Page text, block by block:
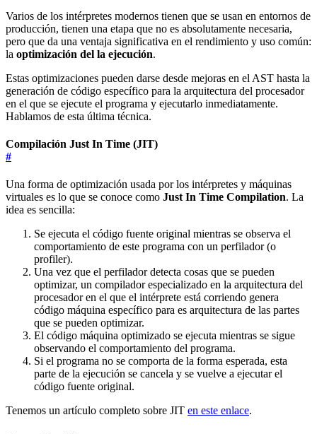
Varios de los intérpretes modernos tienen que se usan en entornos de
producción, tienen una etapa que no es absolutamente necesaria,
pero que da una ventaja significativa en el rendimiento y uso común:
la optimización del la ejecución.
Estas optimizaciones pueden darse desde mejoras en el AST hasta la
generación de código específico para la arquitectura del procesador
en el que se ejecute el programa y ejecutarlo inmediatamente.
Hablamos de esta última técnica.
Compilación Just In Time (JIT)
#
Una forma de optimización usada por los intérpretes y máquinas
virtuales es lo que se conoce como Just In Time Compilation. La
idea es sencilla:
Se ejecuta el código fuente original mientras se observa el
comportamiento de este programa con un perfilador (o
profiler).
Una vez que el perfilador detecta cosas que se pueden
optimizar, un compilador especializado en la arquitectura del
procesador en el que el intérprete está corriendo genera
código máquina específico para es arquitectura de las partes
que se pueden optimizar.
El código máquina optimizado se ejecuta mientras se sigue
observando el comportamiento del programa.
Si el programa no se comporta de la forma esperada, esta
parte de la ejecución se cancela y se vuelve a ejecutar el
código fuente original.
Tenemos un artículo completo sobre JIT en este enlace.